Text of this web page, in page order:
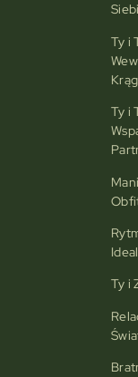
Ty i
Krąg
Ty i
Ty i